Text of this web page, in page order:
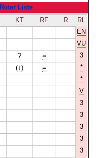
Roter Liste
KT RF R
RL
EN
VU
? =
3
(↓) =
*
*
V
3
3
3
3
3